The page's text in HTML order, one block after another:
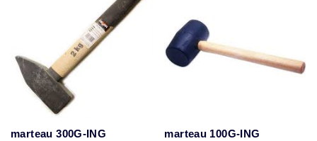
marteau 300G-ING marteau 100G-ING